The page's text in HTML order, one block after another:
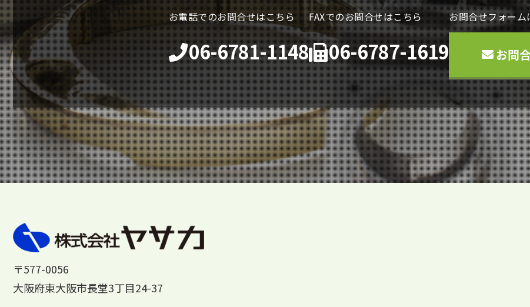
お電話でのお問合せはこちら
06-6781-1148
FAXでのお問合せはこちら
06-6787-1619
お問合せフォーム
お問
〒577-0056
大阪府東大阪市長堂3丁目24-37